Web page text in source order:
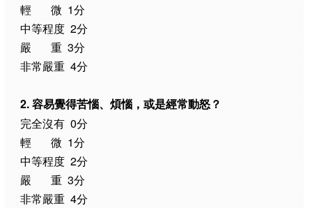
輕 微 1分
中等程度 2分
嚴 重 3分
非常嚴重 4分
2. 容易覺得苦惱、煩惱，或是經常動怒？
完全沒有 0分
輕 微 1分
中等程度 2分
嚴 重 3分
非常嚴重 4分